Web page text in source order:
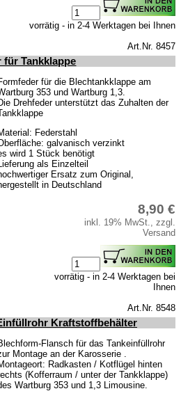
vorrätig - in 2-4 Werktagen bei Ihnen
Art.Nr. 8457
für Tankklappe
für die Blechtankklappe am
353 und Wartburg 1,3.
Drehfeder unterstützt das Zuhalten der
Federstahl
galvanisch verzinkt
wird 1 Stück benötigt
Lieferung als Einzelteil
Ersatz zum Original,
in Deutschland
8,90 €
inkl. 19% MwSt., zzgl.
Versand
vorrätig - in 2-4 Werktagen bei
Ihnen
Art.Nr. 8548
Kraftstoffbehälter
Flansch für das Tankeinfüllrohr
Montage an der Karosserie .
Radkasten / Kotflügel hinten
(Kofferraum / unter der Tankklappe)
Wartburg 353 und 1,3 Limousine.